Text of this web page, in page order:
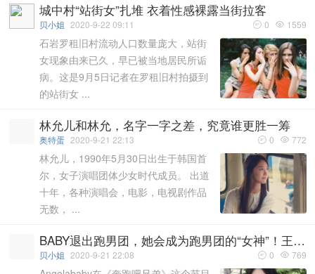
城中村“站街女”扎堆 衣着性感裸露当街拉客
 1559
 0
贝小姐 2020-9-22 09:11
石岩罗租旧村流动人口数量庞大，站街
女现象由来已久，早已被当地居民所诟
病。这是9月5日记者在罗租旧村拍摄到
的站街女 ...
林允儿和林允，名字一字之差，究竟谁更胜一筹
 772
 0
奥特蛋 2020-9-21 22:13
林允儿，1990年5月30日出生于韩国首
尔，女子演唱团体少女时代成员。 出道
十年，各种演唱会，电影，电视剧作品
无数， ...
BABY退出跑男团，她会成为跑男团的“女神”！王宝强回归了？
 769
 0
贝小姐 2020-9-21 22:08